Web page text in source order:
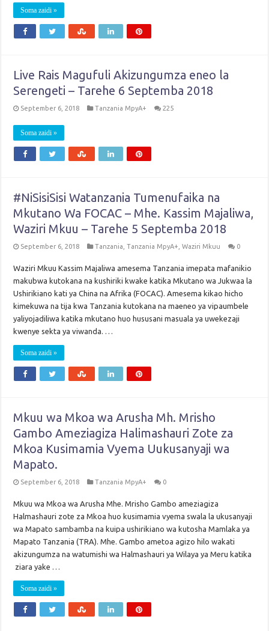
Soma zaidi »
Live Rais Magufuli Akizungumza eneo la
Serengeti – Tarehe 6 Septemba 2018
September 6, 2018 Tanzania MpyA+ 225
Soma zaidi »
#NiSisiSisi Watanzania Tumenufaika na
Mkutano Wa FOCAC – Mhe. Kassim Majaliwa,
Waziri Mkuu – Tarehe 5 Septemba 2018
September 6, 2018 Tanzania ,Tanzania MpyA+ ,Waziri Mkuu 0
Waziri Mkuu Kassim Majaliwa amesema Tanzania imepata mafanikio
makubwa kutokana na kushiriki kwake katika Mkutano wa Jukwaa la
Ushirikiano kati ya China na Afrika (FOCAC). Amesema kikao hicho
kimekuwa na tija kwa Tanzania kutokana na maeneo ya vipaumbele
yaliyojadiliwa katika mkutano huo hususani masuala ya uwekezaji
kwenye sekta ya viwanda. …
Soma zaidi »
Mkuu wa Mkoa wa Arusha Mh. Mrisho
Gambo Ameziagiza Halimashauri Zote za
Mkoa Kusimamia Vyema Uukusanyaji wa
Mapato.
September 6, 2018 Tanzania MpyA+ 0
Mkuu wa Mkoa wa Arusha Mhe. Mrisho Gambo ameziagiza
Halmashauri zote za Mkoa huo kusimamia vyema swala la ukusanyaji
wa Mapato sambamba na kuipa ushirikiano wa kutosha Mamlaka ya
Mapato Tanzania (TRA). Mhe. Gambo ametoa agizo hilo wakati
akizungumza na watumishi wa Halmashauri ya Wilaya ya Meru katika
ziara yake …
Soma zaidi »